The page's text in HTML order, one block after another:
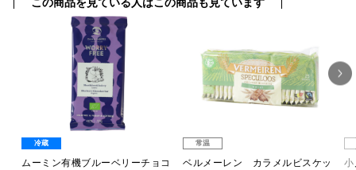
この商品を見ている人はこの商品も見ています
冷蔵
ムーミン有機ブルーベリーチョコ
常温
ベルメーレン カラメルビスケッ